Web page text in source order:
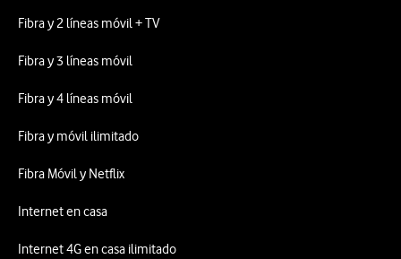
Fibra y 2 líneas móvil + TV
Fibra y 3 líneas móvil
Fibra y 4 líneas móvil
Fibra y móvil ilimitado
Fibra Móvil y Netflix
Internet en casa
Internet 4G en casa ilimitado